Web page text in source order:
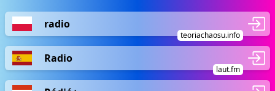
radio
teoriachaosu.info
Radio
laut.fm